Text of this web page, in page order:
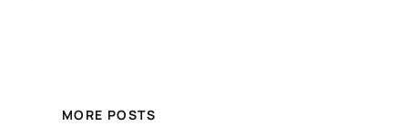
MORE POSTS